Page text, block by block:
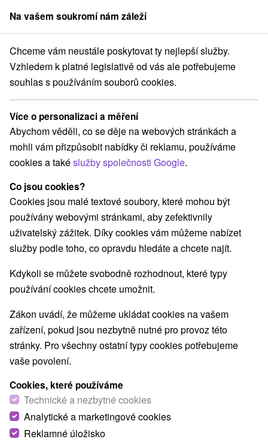
člen skupinySorger
Penzióny Stredné Slovensko Žilinský kraj Čadca
Penzióny Čadca
Kategorie
Všechny kategorie
Chaty na prenájom(1)
Penzióny (3)
Vyberte lokalitu nebo termín
VŠECHNY NEJLEVNĚJŠÍ NEJDRAŽŠÍ PODLE
Na vašem soukromí nám záleží
Chceme vám neustále poskytovat ty nejlepší služby.
Vzhledem k platné legislativě od vás ale potřebujeme
souhlas s používáním souborů cookies.
Více o personalizaci a měření
Abychom věděli, co se děje na webových stránkách a
mohli vám přizpůsobit nabídky či reklamu, používáme
cookies a takéslužby společnosti Google.
Co jsou cookies?
Cookies jsou malé textové soubory, které mohou být
používány webovými stránkami, aby zefektivnily
uživatelský zážitek. Díky cookies vám můžeme nabízet
služby podle toho, co opravdu hledáte a chcete najít.
Kdykoli se můžete svobodně rozhodnout, které typy
používání cookies chcete umožnit.
Zákon uvádí, že můžeme ukládat cookies na vašem
zařízení, pokud jsou nezbytně nutné pro provoz této
stránky. Pro všechny ostatní typy cookies potřebujeme
vaše povolení.
Cookies, které používáme
Technické a nezbytné cookies
Analytické a marketingové cookies
Reklamné úložisko